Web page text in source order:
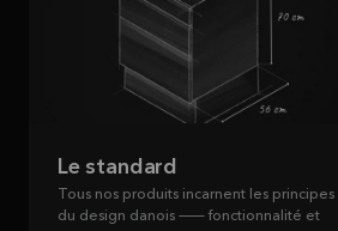
Le standard
Tous nos produits incarnent les principes
du design danois — fonctionnalité et